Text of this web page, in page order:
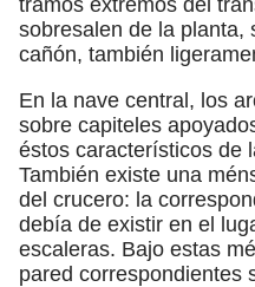
sobresalen de la planta,
cañón, también
En la nave central, los
sobre capiteles
éstos característicos de
También existe una
del crucero: la
debía de existir en el
escaleras. Bajo estas
pared correspondientes